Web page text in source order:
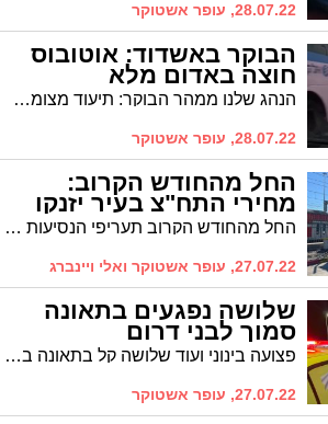
28.07.22, עופר אשטוקר
הבוקר באשדוד: אוטובוס
חוצה באדום מלא
הנהג שלנו ממהר הבוקר: תיעוד מצומת הרצל פינת מנחם בגין הבוקר, נהג אפיקים חוצה צומת באור אדום מלא. בחסדי שמיים הסתיים הפעם בשלום
28.07.22, עופר אשטוקר
החל מהחודש הקרוב:
מחירי התח"צ בעיר יזנקו
החל מהחודש הקרוב תעריפי הנסיעות בתחבורה הציבורית בעיר צפויים לעלות בחדות. על פי מפת משרד התחבורה, אשדוד נכללת בגוש דן ולא תהיה זכאית להנחות להם יהיו זכאים תושבי אשקלון. הסובלים המרכזיים: המשפחות החרדיות והאוכלוסיות המוחלשות
27.07.22, עופר אשטוקר ואלי ויינברג
שלושה נפגעים בתאונה
סמוך לבני דרום
פצועה בינוני ועוד שלושה קל בתאונה בין שני כלי רכב סמוך לבני דרום. צוותים וכוננים של מד״א ומתנדבי איחוד הצלה העניקו טיפול ראשוני לנפגעים
27.07.22, עופר אשטוקר